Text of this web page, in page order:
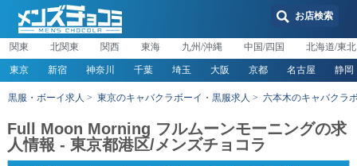
お店検索
関東 北関東 関西 東海 九州/沖縄 中国/四国 北海道/東北
東京 新宿 神奈川 千葉 埼玉 大阪 京都 名古屋 静岡
黒服・ボーイ求人 東京のキャバクラボーイ・黒服求人 六本木のキャバクラ
Full Moon Morning フルムーンモーニングの求
人情報 - 東京都港区/メンズチョコラ